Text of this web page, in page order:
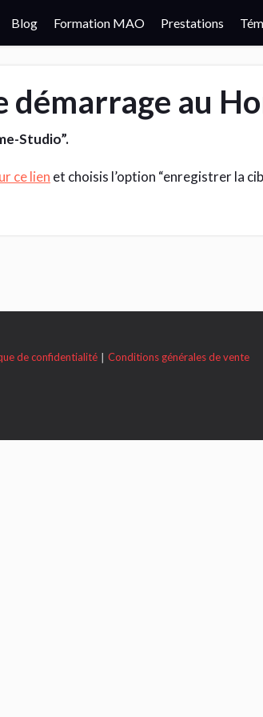
Blog Formation MAO Prestations
démarrage au
Studio”.
ce lien et choisis l’option “enregistrer la
de confidentialité ∣ Conditions générales de vente